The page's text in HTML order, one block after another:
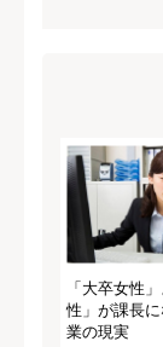
「大卒女性
性」が課長
業の現実